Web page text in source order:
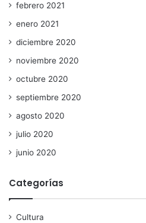
febrero 2021
enero 2021
diciembre 2020
noviembre 2020
octubre 2020
septiembre 2020
agosto 2020
julio 2020
junio 2020
Categorías
Cultura